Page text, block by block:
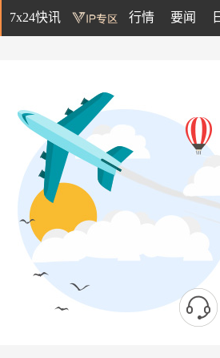
7x24快讯 行情 要闻